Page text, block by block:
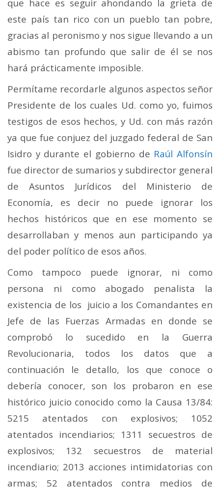
que hace es seguir ahondando la grieta de
este país tan rico con un pueblo tan pobre,
gracias al peronismo y nos sigue llevando a un
abismo tan profundo que salir de él se nos
hará prácticamente imposible.
Permítame recordarle algunos aspectos señor
Presidente de los cuales Ud. como yo, fuimos
testigos de esos hechos, y Ud. con más razón
ya que fue conjuez del juzgado federal de San
Isidro y durante el gobierno de Raúl Alfonsín
fue director de sumarios y subdirector general
de Asuntos Jurídicos del Ministerio de
Economía, es decir no puede ignorar los
hechos históricos que en ese momento se
desarrollaban y menos aun participando ya
del poder político de esos años.
Como tampoco puede ignorar, ni como
persona ni como abogado penalista la
existencia de los juicio a los Comandantes en
Jefe de las Fuerzas Armadas en donde se
comprobó lo sucedido en la Guerra
Revolucionaria, todos los datos que a
continuación le detallo, los que conoce o
debería conocer, son los probaron en ese
histórico juicio conocido como la Causa 13/84:
5215 atentados con explosivos; 1052
atentados incendiarios; 1311 secuestros de
explosivos; 132 secuestros de material
incendiario; 2013 acciones intimidatorias con
armas; 52 atentados contra medios de